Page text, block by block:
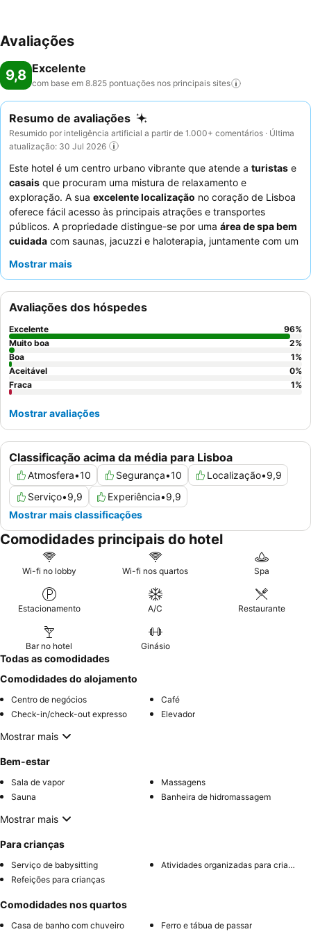
Avaliações
9,8 Excelente
com base em 8.825 pontuações nos principais sites
Resumo de avaliações
Resumido por inteligência artificial a partir de 1.000+ comentários · Última
atualização: 30 Jul 2026
Este hotel é um centro urbano vibrante que atende a turistas e
casais que procuram uma mistura de relaxamento e
exploração. A sua excelente localização no coração de Lisboa
oferece fácil acesso às principais atrações e transportes
públicos. A propriedade distingue-se por uma área de spa bem
cuidada com saunas, jacuzzi e haloterapia, juntamente com um
da cidade. Os hóspedes elogiam consistentemente os
extenso buffet de pequeno-almoço
opções preparadas na hora. Para uma experiência aprimorada,
considere aproveitar os
aprofundar a rica história de Lisboa.
Mostrar mais
Classificação acima da média para Lisboa
Atmosfera•10 Segurança•10 Localização•9,9
Serviço•9,9 Experiência•9,9
Mostrar mais classificações
Avaliações dos hóspedes
Excelente 96%
Muito boa
2%
Boa
1%
Aceitável
0%
Fraca
1%
Mostrar avaliações
Comodidades principais do hotel
Wi-fi no lobby Wi-fi nos quartos Spa
Estacionamento A/C Restaurante
Bar no hotel Ginásio
Todas as comodidades
Comodidades do alojamento
Centro de negócios
Café
Check-in/check-out expresso
Elevador
Mostrar mais
Bem-estar
Sala de vapor
Massagens
Sauna
Banheira de hidromassagem
Mostrar mais
Para crianças
Serviço de babysitting
Atividades organizadas para crianças
Refeições para crianças
Comodidades nos quartos
Casa de banho com chuveiro Ferro e tábua de passar